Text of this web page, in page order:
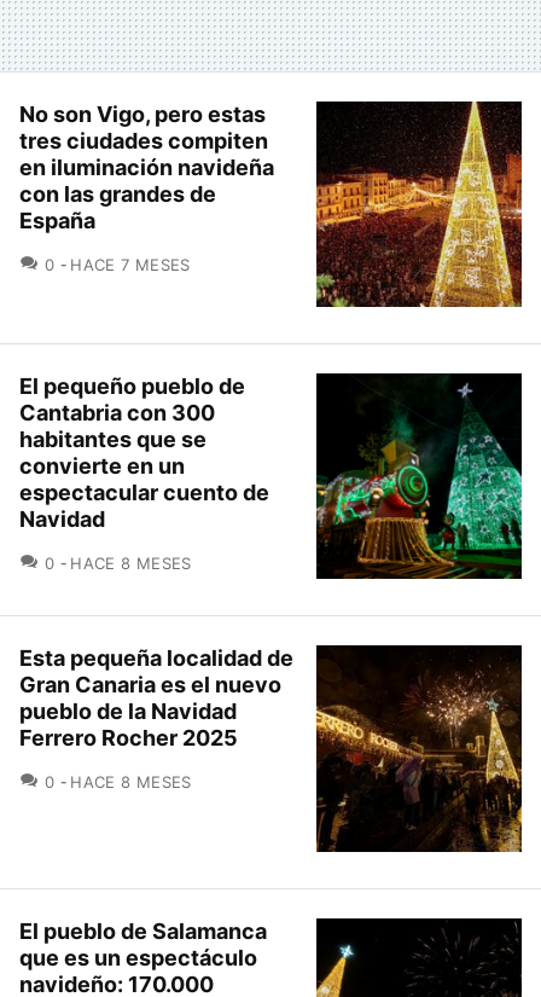
No son Vigo, pero estas
tres ciudades compiten
en iluminación navideña
con las grandes de
España
0 COMENTARIOS
HACE 7 MESES
El pequeño pueblo de
Cantabria con 300
habitantes que se
convierte en un
espectacular cuento de
Navidad
0 COMENTARIOS
HACE 8 MESES
Esta pequeña localidad de
Gran Canaria es el nuevo
pueblo de la Navidad
Ferrero Rocher 2025
0 COMENTARIOS
HACE 8 MESES
El pueblo de Salamanca
que es un espectáculo
navideño: 170.000